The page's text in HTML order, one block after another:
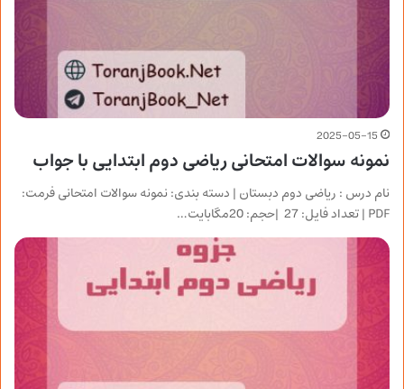
2025-05-15
نمونه سوالات امتحانی ریاضی دوم ابتدایی با جواب
نام درس : ریاضی دوم دبستان | دسته بندی: نمونه سوالات امتحانی فرمت:
PDF | تعداد فایل: 27 |حجم: 20مگابایت…